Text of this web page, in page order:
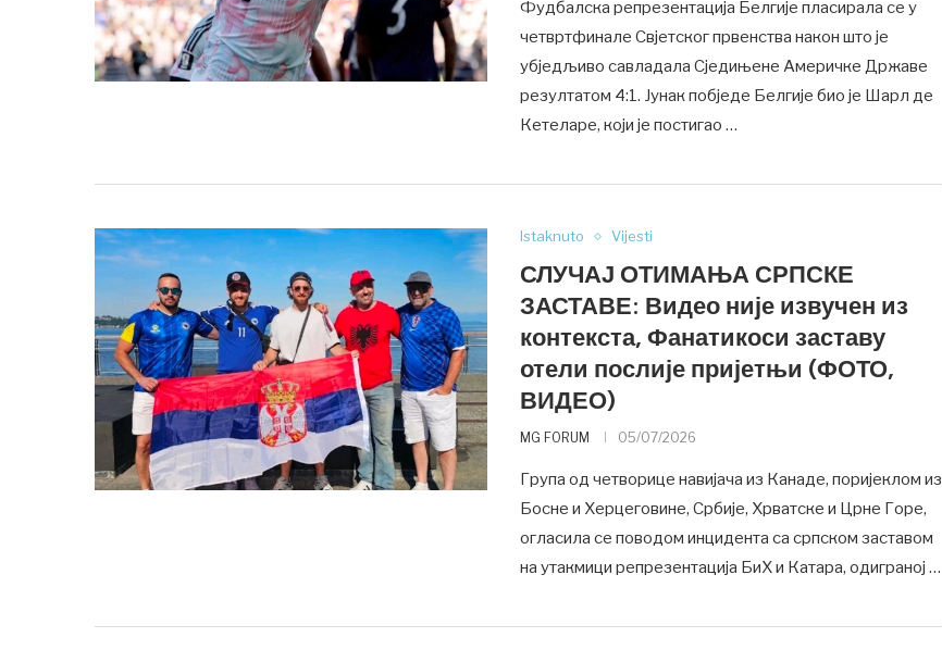
Фудбалска репрезентација Белгије пласирала се у
четвртфинале Свјетског првенства након што је
убједљиво савладала Сједињене Америчке Државе
резултатом 4:1. Јунак побједе Белгије био је Шарл де
Кетеларе, који је постигао …
Istaknuto Vijesti
СЛУЧАЈ ОТИМАЊА СРПСКЕ
ЗАСТАВЕ: Видео није извучен из
контекста, Фанатикоси заставу
отели послије пријетњи (ФОТО,
ВИДЕО)
MG FORUM 05/07/2026
Група од четворице навијача из Канаде, поријеклом из
Босне и Херцеговине, Србије, Хрватске и Црне Горе,
огласила се поводом инцидента са српском заставом
на утакмици репрезентација БиХ и Катара, одиграној …